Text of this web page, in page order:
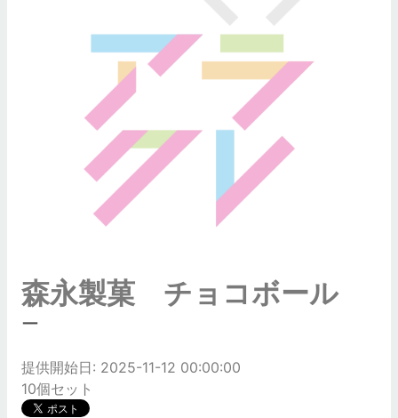
森永製菓 チョコボール
ー
提供開始日: 2025-11-12 00:00:00
10個セット